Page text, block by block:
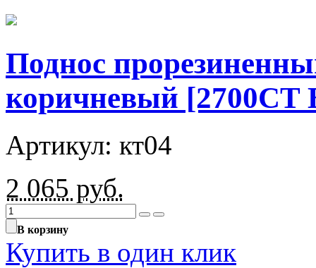
Поднос
коричневый [2700CT
Артикул: кт04
2 065 руб.
В корзину
Купить в один клик